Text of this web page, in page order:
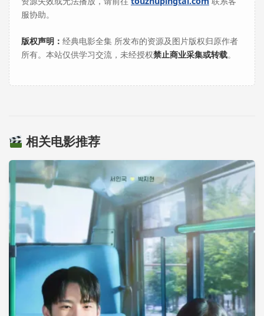
服协助。
版权声明： 经典电影全集 所发布的资源及图片版权归原作者
所有。本站仅供学习交流，未经授权禁止商业采集或转载。
相关电影推荐